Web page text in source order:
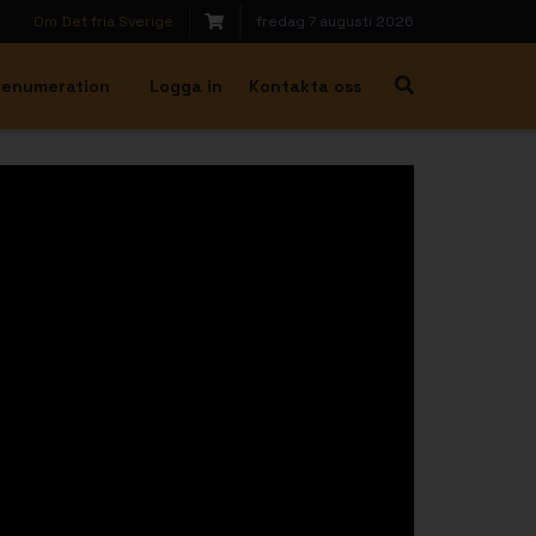
Om Det fria Sverige fredag 7 augusti 2026
Logga in Kontakta oss